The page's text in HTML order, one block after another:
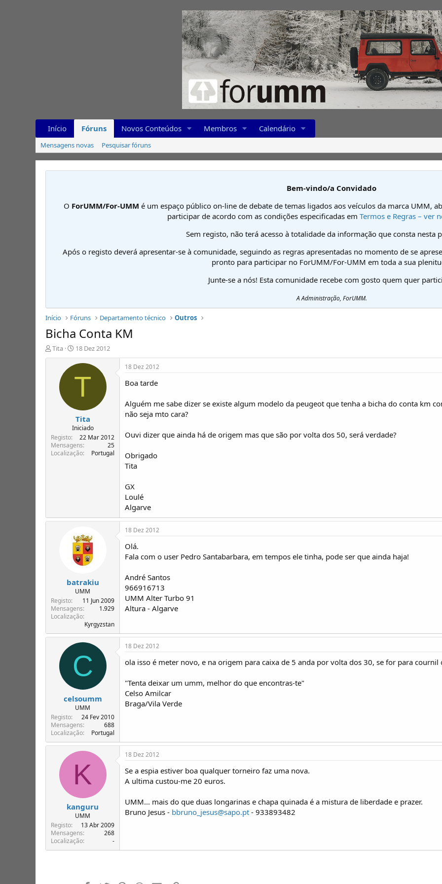
Início Fóruns Novos Conteúdos Membros Calendário
Mensagens novas Pesquisar fóruns
Bem-vindo/a Convidado
O ForUMM/For-UMM é um espaço público on-line de debate de temas ligados aos veículos da marca UMM,
participar de acordo com as condições especificadas em Termos e Regras – ver
Sem registo, não terá acesso à totalidade da informação que consta nesta
Após o registo deverá apresentar-se à comunidade, seguindo as regras apresentadas no momento de se
pronto para participar no ForUMM/For-UMM em toda a sua
Junte-se a nós! Esta comunidade recebe com gosto quem quer
A Administração, ForUMM.
Início Fóruns Departamento técnico Outros
Bicha Conta KM
I
n
e
T
ó
Tita
D
a
t
n
í
c
o
18 Dez 2012
T
Tita
Iniciado
Registo
22 Mar 2012
Mensagens
25
Localização
Portugal
18 Dez 2012
Boa tarde
Alguém me sabe dizer se existe algum modelo da peugeot que tenha a bicha do conta km
não seja mto cara?
Ouvi dizer que ainda há de origem mas que são por volta dos 50, será verdade?
Obrigado
Tita
GX
Loulé
Algarve
batrakiu
UMM
Registo
11 Jun 2009
Mensagens
1.929
Localização
Kyrgyzstan
18 Dez 2012
Olá.
Fala com o user Pedro Santabarbara, em tempos ele tinha, pode ser que ainda haja!
André Santos
966916713
UMM Alter Turbo 91
Altura - Algarve
C
celsoumm
UMM
Registo
24 Fev 2010
Mensagens
688
Localização
Portugal
18 Dez 2012
ola isso é meter novo, e na origem para caixa de 5 anda por volta dos 30, se for para
"Tenta deixar um umm, melhor do que encontras-te"
Celso Amilcar
Braga/Vila Verde
K
kanguru
UMM
Registo
13 Abr 2009
Mensagens
268
Localização
-
18 Dez 2012
Se a espia estiver boa qualquer torneiro faz uma nova.
A ultima custou-me 20 euros.
UMM... mais do que duas longarinas e chapa quinada é a mistura de liberdade e prazer.
Bruno Jesus - bbruno_jesus@sapo.pt - 933893482